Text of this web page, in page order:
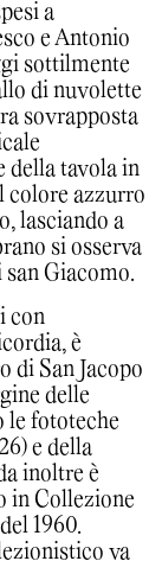
a
e Antonio
sottilmente
di nuvolette
sovrapposta
della tavola in
colore azzurro
lasciando a
si osserva
Giacomo.
con
è
di San Jacopo
delle
le fototeche
e della
inoltre è
in Collezione
1960.
va